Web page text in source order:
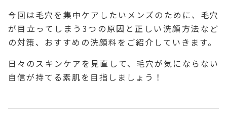
今回は毛穴を集中ケアしたいメンズのために、毛穴
が目立ってしまう3つの原因と正しい洗顔方法など
の対策、おすすめの洗顔料をご紹介していきます。
日々のスキンケアを見直して、毛穴が気にならない
自信が持てる素肌を目指しましょう！